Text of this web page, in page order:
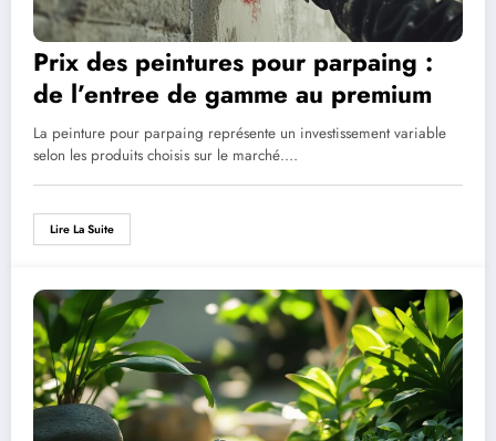
Prix des peintures pour parpaing :
de l’entree de gamme au premium
La peinture pour parpaing représente un investissement variable
selon les produits choisis sur le marché.…
Lire La Suite